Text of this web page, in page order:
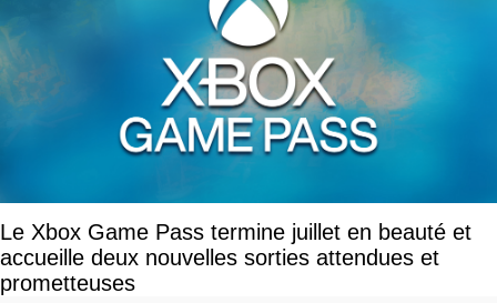
Le Xbox Game Pass termine juillet en beauté et
accueille deux nouvelles sorties attendues et
prometteuses